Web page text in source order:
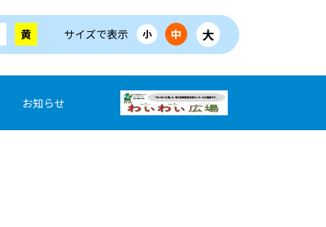
黄 サイズで表示 小 中 大
お知らせ